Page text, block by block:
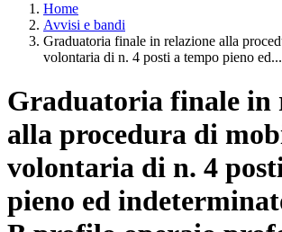
Home
Avvisi e bandi
Graduatoria finale in relazione alla
volontaria di n. 4 posti a tempo pieno ed...
Graduatoria finale in
alla procedura di
volontaria di n. 4
pieno ed